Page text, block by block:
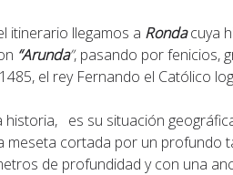
itinerario llegamos a Rondacuya
“Arunda”, pasando por fenicios,
el rey Fernando el Católico
historia, es su situación
meseta cortada por un profundo
de profundidad y con una